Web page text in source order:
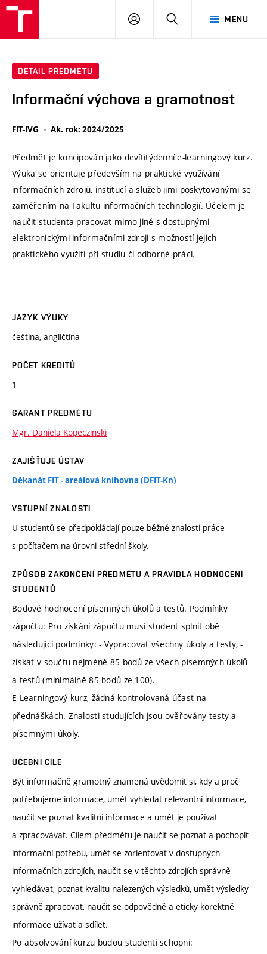
MENU
PŘIHLÁSIT
DETAIL PŘEDMĚTU
Informační výchova a gramotnost
FIT-IVG Ak. rok: 2024/2025
Předmět je koncipován jako devítitýdenní e-learningový kurz.
Výuka se orientuje především na praktické využívání
informačních zdrojů, institucí a služeb jimi poskytovanými se
zaměřením na Fakultu informačních technologií. Účelem je
naučit studenta pracovat mimo jiné s dostupnými
elektronickými informačními zdroji s možností jejich
praktického využití při studiu či odborné práci.
JAZYK VÝUKY
čeština, angličtina
POČET KREDITŮ
1
GARANT PŘEDMĚTU
Mgr. Daniela Kopeczinski
ZAJIŠŤUJE ÚSTAV
Děkanát FIT - areálová knihovna (DFIT-Kn)
VSTUPNÍ ZNALOSTI
U studentů se předpokládají pouze běžné znalosti práce
s počítačem na úrovni střední školy.
ZPŮSOB ZAKONČENÍ PŘEDMĚTU A PRAVIDLA HODNOCENÍ
STUDENTŮ
Bodové hodnocení písemných úkolů a testů. Podmínky
zápočtu: Pro získání zápočtu musí student splnit obě
následující podmínky: - Vypracovat všechny úkoly a testy, -
získat v součtu nejméně 85 bodů ze všech písemných úkolů
a testů (minimálně 85 bodů ze 100).
E-Learningový kurz, žádná kontrolovaná účast na
přednáškách. Znalosti studujících jsou ověřovány testy a
písemnými úkoly.
UČEBNÍ CÍLE
Být informačně gramotný znamená uvědomit si, kdy a proč
potřebujeme informace, umět vyhledat relevantní informace,
naučit se poznat kvalitní informace a umět je používat
a zpracovávat. Cílem předmětu je naučit se poznat a pochopit
informační potřebu, umět se zorientovat v dostupných
informačních zdrojích, naučit se v těchto zdrojích správně
vyhledávat, poznat kvalitu nalezených výsledků, umět výsledky
správně zpracovat, naučit se odpovědně a eticky korektně
informace užívat a sdílet.
Po absolvování kurzu budou studenti schopni: